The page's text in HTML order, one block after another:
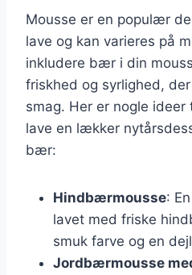
Mousse er en populær
lave og kan varieres på
inkludere bær i din
friskhed og syrlighed,
smag. Her er nogle ideer
lave en lækker
bær:
Hindbærmousse:
lavet med friske
smuk farve og en
Jordbærmousse